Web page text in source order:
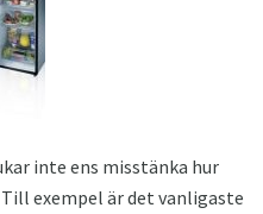
inte ens misstänka hur
exempel är det vanligaste